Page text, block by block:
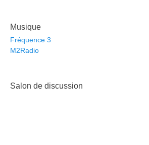
Musique
Fréquence 3
M2Radio
Salon de discussion